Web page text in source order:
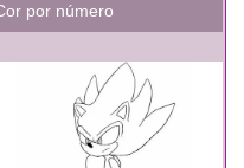
por número